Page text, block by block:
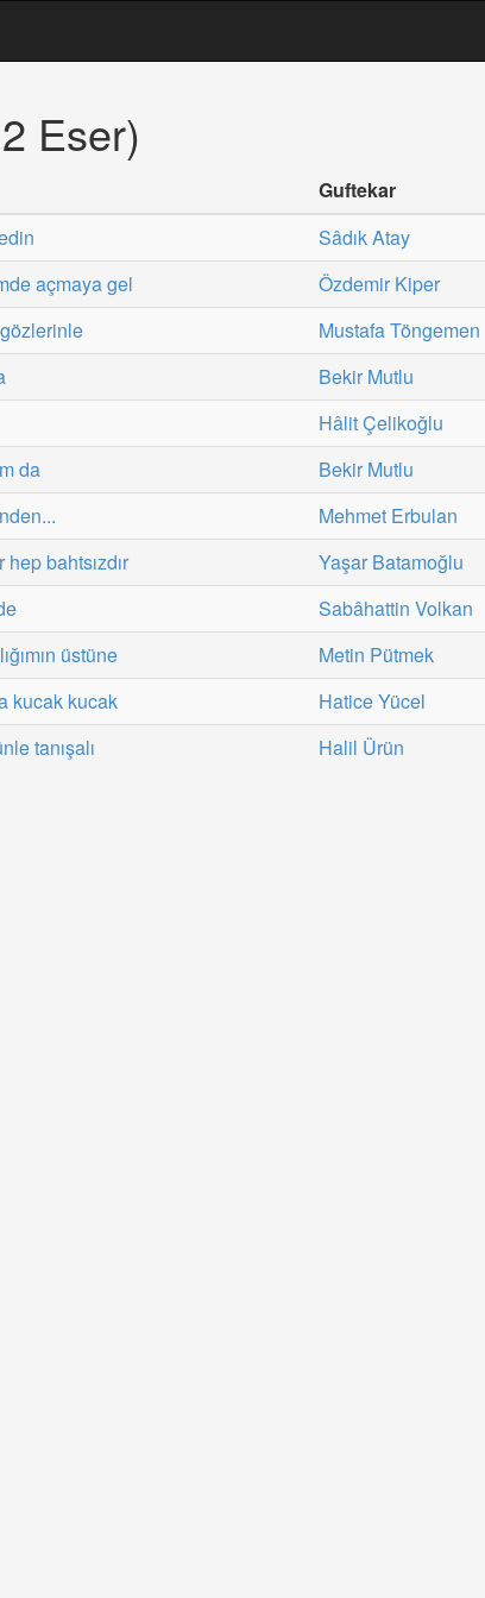
Eser)
Guftekar
Sâdık Atay
açmaya gel Özdemir Kiper
Mustafa Töngemen
Bekir Mutlu
Hâlit Çelikoğlu
da Bekir Mutlu
Mehmet Erbulan
bahtsızdır Yaşar Batamoğlu
Sabâhattin Volkan
üstüne Metin Pütmek
kucak kucak Hatice Yücel
tanışalı Halil Ürün